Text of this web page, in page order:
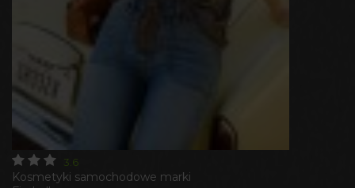
Kosmetyki samochodowe marki
3.6